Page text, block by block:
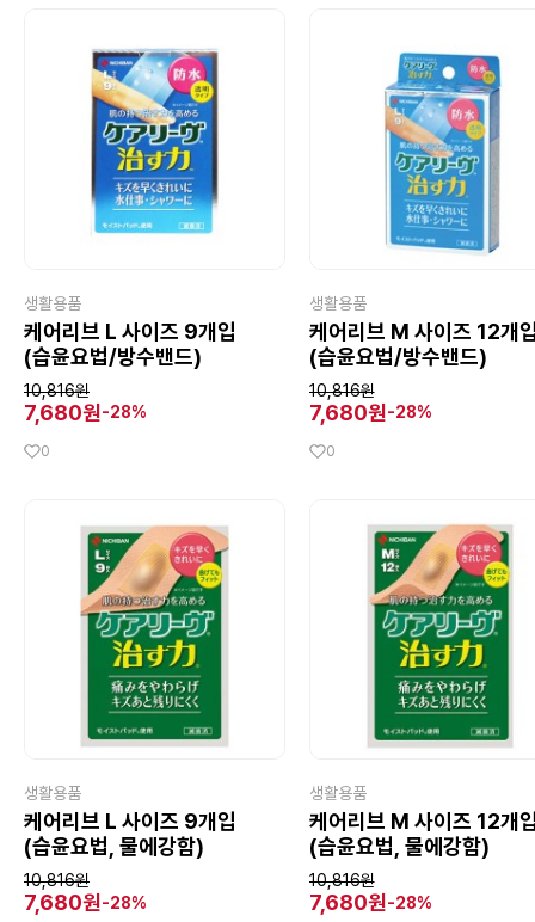
생활용품
케어리브 L 사이즈 9개입
(습윤요법/방수밴드)
10,816원
7,680원-28%
0
생활용품
케어리브 M 사이즈 12개
(습윤요법/방수밴드)
10,816원
7,680원-28%
0
생활용품
케어리브 L 사이즈 9개입
(습윤요법, 물에강함)
10,816원
7,680원-28%
생활용품
케어리브 M 사이즈 12개
(습윤요법, 물에강함)
10,816원
7,680원-28%